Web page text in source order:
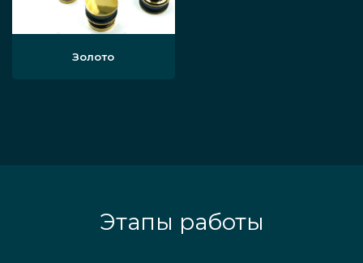
Золото
Этапы работы